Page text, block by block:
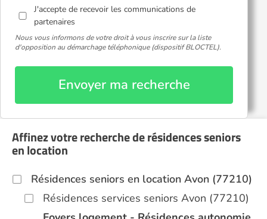
J'accepte de recevoir les communications de
partenaires
Nous vous informons de votre droit à vous inscrire sur la liste
d'opposition au démarchage téléphonique (dispositif BLOCTEL).
Envoyer ma recherche
Affinez votre recherche de résidences seniors
en location
Résidences seniors en location Avon (77210)
Résidences services seniors Avon (77210)